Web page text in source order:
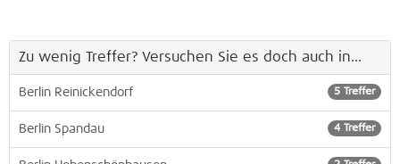
Zu wenig Treffer? Versuchen Sie es doch auch in...
5 Treffer
Berlin Reinickendorf
4 Treffer
Berlin Spandau